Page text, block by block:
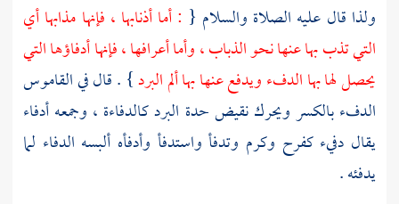
ولذا قال عليه الصلاة والسلام { : أما أذنابها ، فإنها مذابها أي
التي تذب بها عنها نحو الذباب ، وأما أعرافها ، فإنها أدفاؤها التي
يحصل لها بها الدفء ويدفع عنها بها ألم البرد} . قال في القاموس
الدفء بالكسر ويحرك نقيض حدة البرد كالدفاءة ، وجمعه أدفاء
يقال دفيء كفرح وكرم وتدفأ واستدفأ وأدفأه ألبسه الدفاء لما
يدفئه .